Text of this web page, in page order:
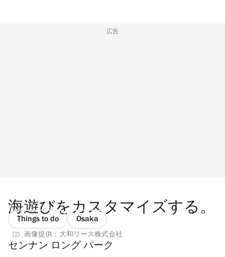
広告
海遊びをカスタマイズする。
Things to do Osaka
画像提供：大和リース株式会社
センナン ロング パーク